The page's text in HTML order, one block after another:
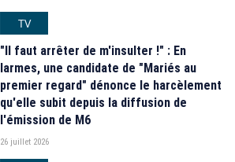
TV
"Il faut arrêter de m'insulter !" : En
larmes, une candidate de "Mariés au
premier regard" dénonce le harcèlement
qu'elle subit depuis la diffusion de
l'émission de M6
26 juillet 2026